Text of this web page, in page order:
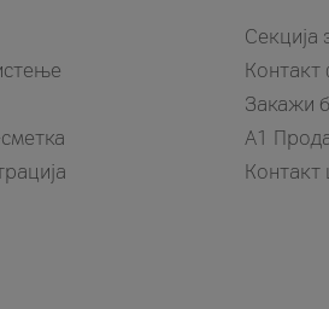
Секција
Закажи
A1
Контакт